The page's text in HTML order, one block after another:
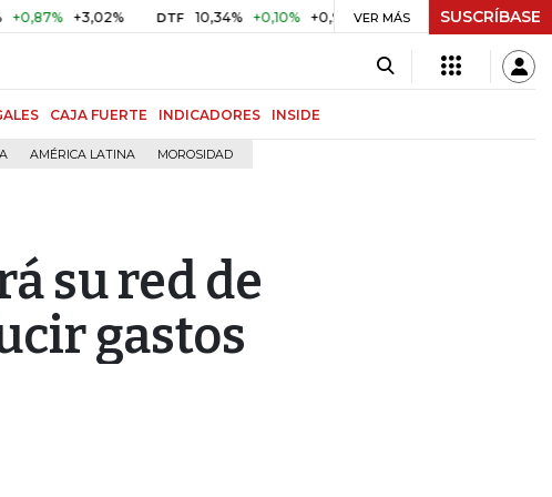
+3,02% DTF 10,34% +0,10% +0,98% UVR $ 416,86 +$ 0,05
VER MÁS SUSCRÍBASE
CAJA FUERTE INDICADORES INSIDE
AMÉRICA LATINA MOROSIDAD
su red de
gastos